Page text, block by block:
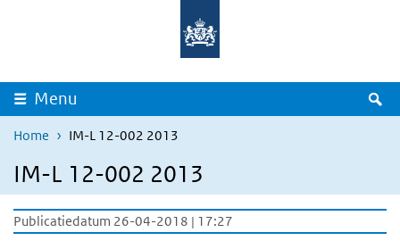
Overslaan en naar de inhoud gaan
Menu
Home IM-L 12-002 2013
IM-L 12-002 2013
Publicatiedatum 26-04-2018 | 17:27